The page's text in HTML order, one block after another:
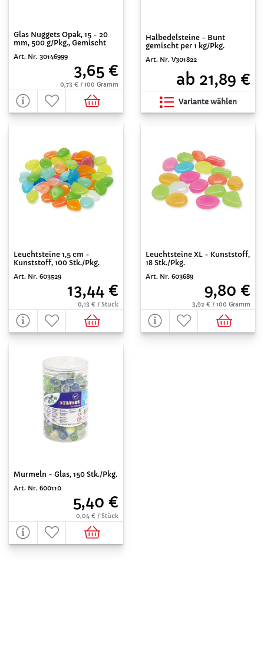
Glas Nuggets Opak, 15 - 20
mm, 500 g/Pkg., Gemischt
Art. Nr. 30146999
3,65 €
0,73 € / 100 Gramm
Halbedelsteine - Bunt
gemischt per 1 kg/Pkg.
Art. Nr. V301822
ab 21,89 €
Variante wählen
Leuchtsteine 1,5 cm -
Kunststoff, 100 Stk./Pkg.
Art. Nr. 603529
13,44 €
0,13 € / Stück
Leuchtsteine XL - Kunststoff,
18 Stk./Pkg.
Art. Nr. 603689
9,80 €
3,92 € / 100 Gramm
Murmeln - Glas, 150 Stk./Pkg.
Art. Nr. 600110
5,40 €
0,04 € / Stück